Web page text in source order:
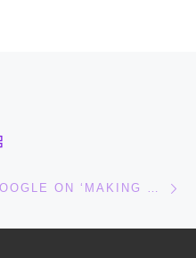
TIM KELLER SPEAKS AT GOOGLE ON ‘MAKING SENSE OF GOD: AN INVITATION TO THE SKEPTICAL’